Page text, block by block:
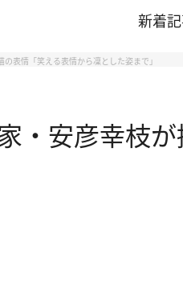
新着
表情「笑える表情から凜とした姿まで」
・安彦幸枝